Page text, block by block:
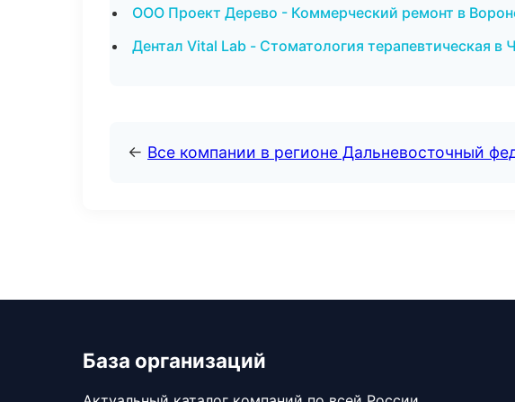
ООО Проект Дерево - Коммерческий ремонт в
Дентал Vital Lab - Стоматология терапевтическая в
← Все компании в регионе Дальневосточный
База организаций